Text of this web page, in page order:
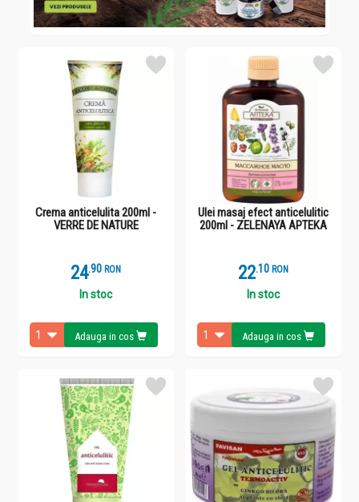
Crema anticelulita 200ml -
VERRE DE NATURE
24.9 RON
In stoc
Adauga in cos
Ulei masaj efect anticelulitic
200ml - ZELENAYA APTEKA
22.1 RON
In stoc
Adauga in cos